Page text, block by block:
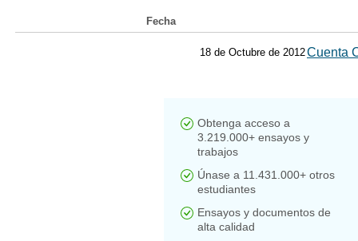
Fecha
18 de Octubre de 2012Cuenta
Obtenga acceso a
3.219.000+ ensayos y
trabajos
Únase a 11.431.000+ otros
estudiantes
Ensayos y documentos de
alta calidad